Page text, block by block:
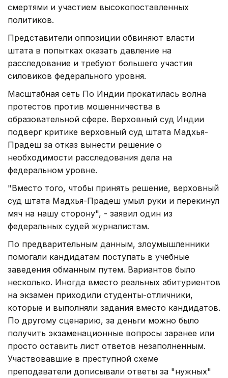
смертями и участием высокопоставленных
политиков.
Представители оппозиции обвиняют власти
штата в попытках оказать давление на
расследование и требуют большего участия
силовиков федерального уровня.
Масштабная сеть По Индии прокатилась волна
протестов против мошенничества в
образовательной сфере. Верховный суд Индии
подверг критике верховный суд штата Мадхья-
Прадеш за отказ вынести решение о
необходимости расследования дела на
федеральном уровне.
"Вместо того, чтобы принять решение, верховный
суд штата Мадхья-Прадеш умыл руки и перекинул
мяч на нашу сторону", - заявил один из
федеральных судей журналистам.
По предварительным данным, злоумышленники
помогали кандидатам поступать в учебные
заведения обманным путем. Вариантов было
несколько. Иногда вместо реальных абитуриентов
на экзамен приходили студенты-отличники,
которые и выполняли задания вместо кандидатов.
По другому сценарию, за деньги можно было
получить экзаменационные вопросы заранее или
просто оставить лист ответов незаполненным.
Участвовавшие в преступной схеме
преподаватели дописывали ответы за "нужных"